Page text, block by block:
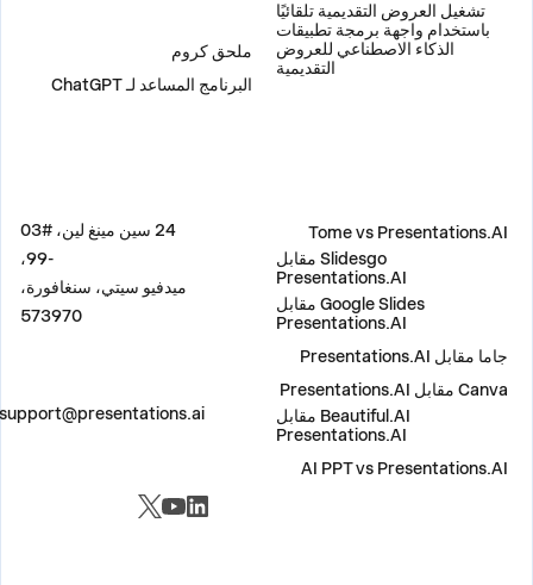
تشغيل العروض التقديمية تلقائيًا
باستخدام واجهة برمجة تطبيقات
الذكاء الاصطناعي للعروض
التقديمية
ملحق كروم
البرنامج المساعد لـ ChatGPT
Tome vs Presentations.AI
Slidesgo مقابل
Presentations.AI
Google Slides مقابل
Presentations.AI
جاما مقابل Presentations.AI
Canva مقابل Presentations.AI
Beautiful.AI مقابل
Presentations.AI
AI PPT vs Presentations.AI
24 سين مينغ لين، #03
-99،
ميدفيو سيتي، سنغافورة،
573970
support@presentations.ai